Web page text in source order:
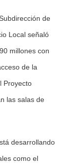
de
Local señaló
millones con
de la
Proyecto
las salas de
desarrollando
como el